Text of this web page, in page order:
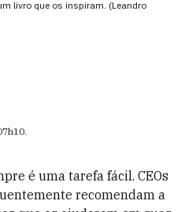
livro que os inspiram. (Leandro
.
é uma tarefa fácil. CEOs
recomendam a